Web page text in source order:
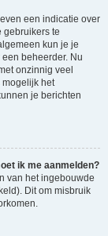
een indicatie over
gebruikers te
kun je je
beheerder. Nu
onzinnig veel
mogelijk het
je berichten
ik me aanmelden?
van het ingebouwde
Dit om misbruik